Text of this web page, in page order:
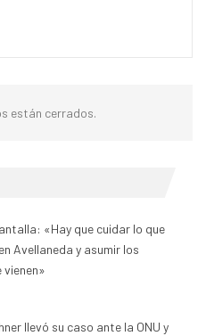
están cerrados.
«Hay que cuidar lo que
Avellaneda y asumir los
vienen»
llevó su caso ante la ONU y